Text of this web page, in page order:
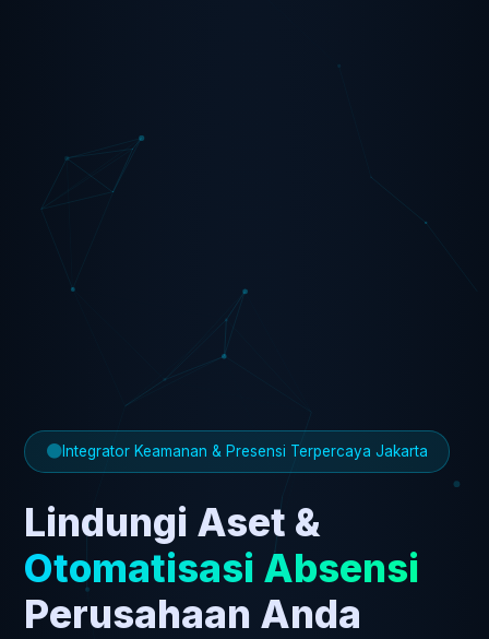
Integrator Keamanan & Presensi Terpercaya Jakarta
Lindungi Aset &
Otomatisasi Absensi
Perusahaan Anda